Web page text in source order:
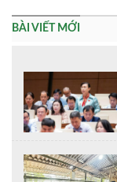
BÀI VIẾT MỚI